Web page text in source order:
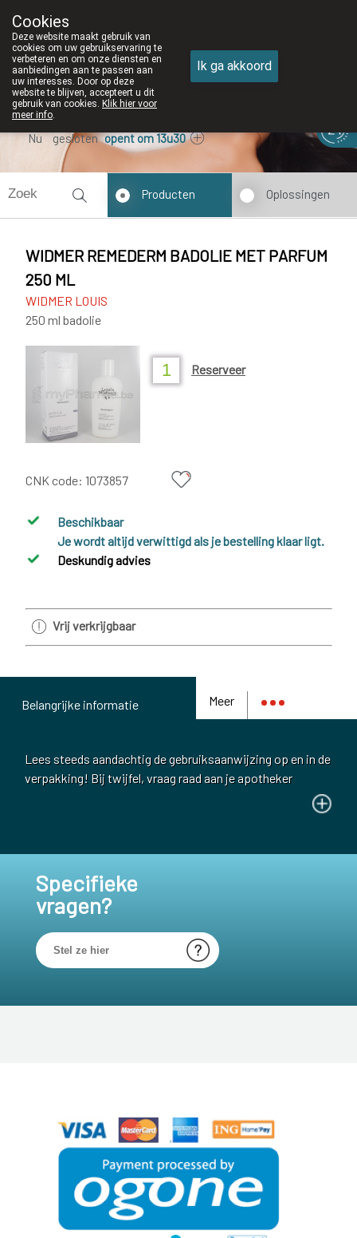
050/82 28 83
Nu gesloten opent om 13u30
Producten Oplossingen
WIDMER REMEDERM BADOLIE MET PARFUM
250 ML
WIDMER LOUIS
250 ml badolie
Reserveer
CNK code: 1073857
Beschikbaar
Je wordt altijd verwittigd als je bestelling klaar ligt.
Deskundig advies
Vrij verkrijgbaar
Meer
Belangrijke informatie
Lees steeds aandachtig de gebruiksaanwijzing op en in de
verpakking! Bij twijfel, vraag raad aan je apotheker
Specifieke
vragen?
Cookies
Deze website maakt gebruik van
cookies om uw gebruikservaring te
verbeteren en om onze diensten en
aanbiedingen aan te passen aan
uw interesses. Door op deze
website te blijven, accepteert u dit
gebruik van cookies. Klik hier voor
meer info.
Ik ga akkoord